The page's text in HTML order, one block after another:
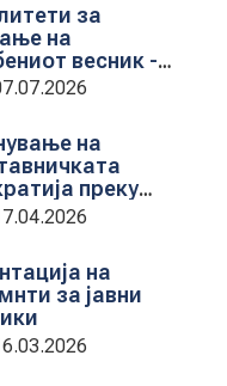
за
на
весник -
со
на ЈП
весник
на
преку
алатка
на
за јавни